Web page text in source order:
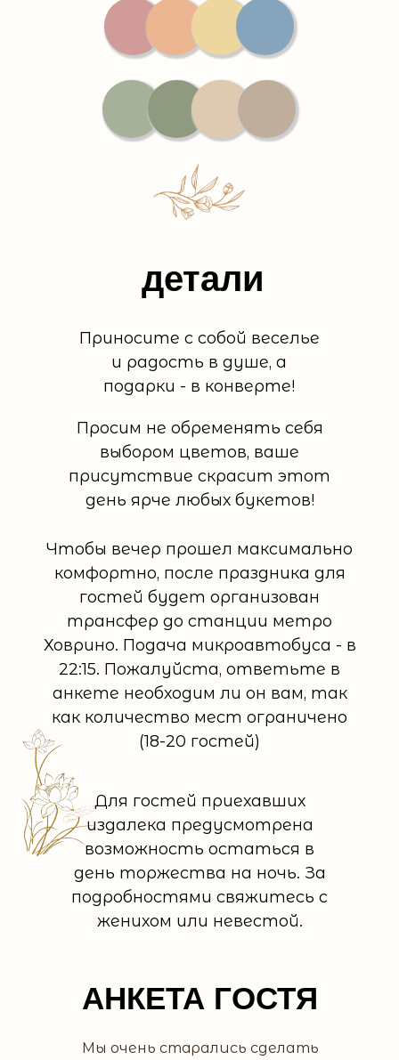
детали
Приносите с собой веселье
и радость в душе, а
подарки - в конверте!
Просим не обременять себя
выбором цветов, ваше
присутствие скрасит этот
день ярче любых букетов!
Чтобы вечер прошел максимально
комфортно, после праздника для
гостей будет организован
трансфер до станции метро
Ховрино. Подача микроавтобуса - в
22:15. Пожалуйста, ответьте в
анкете необходим ли он вам, так
как количество мест ограничено
(18-20 гостей)
Для гостей приехавших
издалека предусмотрена
возможность остаться в
день торжества на ночь. За
подробностями свяжитесь с
женихом или невестой.
АНКЕТА ГОСТЯ
Мы очень старались сделать